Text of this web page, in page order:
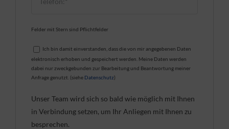
Felder mit Stern sind Pflichtfelder
Ich bin damit einverstanden, dass die von mir angegebenen Daten
elektronisch erhoben und gespeichert werden. Meine Daten werden
dabei nur zweckgebunden zur Bearbeitung und Beantwortung meiner
Anfrage genutzt. (siehe Datenschutz)
Unser Team wird sich so bald wie möglich mit Ihnen
in Verbindung setzen, um Ihr Anliegen mit Ihnen zu
besprechen.